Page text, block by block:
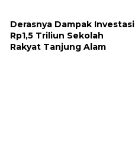
Derasnya Dampak Investasi
Rp1,5 Triliun Sekolah
Rakyat Tanjung Alam